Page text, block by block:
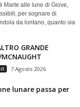
alle lune di Giove,
per sognare di
da lontano, quanto sia
GRANDE
7 Agosto 2026
lunare passa per